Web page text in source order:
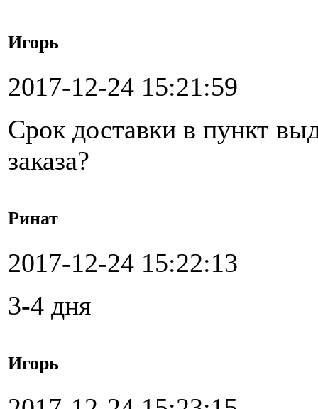
Игорь
2017-12-24 15:21:59
Срок доставки в пункт
заказа?
Ринат
2017-12-24 15:22:13
3-4 дня
Игорь